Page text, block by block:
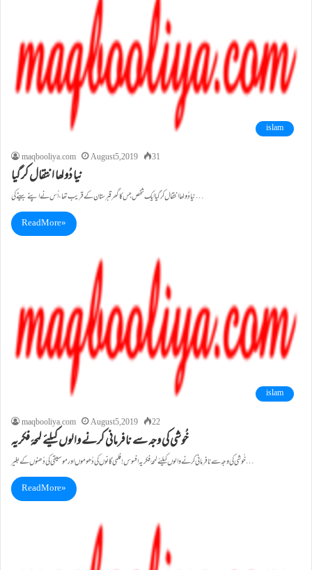
islam
maqbooliya.com
August 5, 2019 31
نیا دُولھا انتقال کر گیا
نیا دُولھا انتقال کر گیا ایک شخص جس کا گھر قبرستان کے قریب تھا ، اُس نے اپنے بیٹے کی…
Read More »
islam
maqbooliya.com
August 5, 2019 22
خُوشی کی وجہ سے نافرمانی کرنے والوں کیلئے لمحۂ فکریہ
خُوشی کی وجہ سے نافرمانی کرنے والوں کیلئے لمحۂ فکریہ افسوس!فلمی گانوں کی دُھوموں اور موسیقی کی دُھنوں کے بغیر…
Read More »